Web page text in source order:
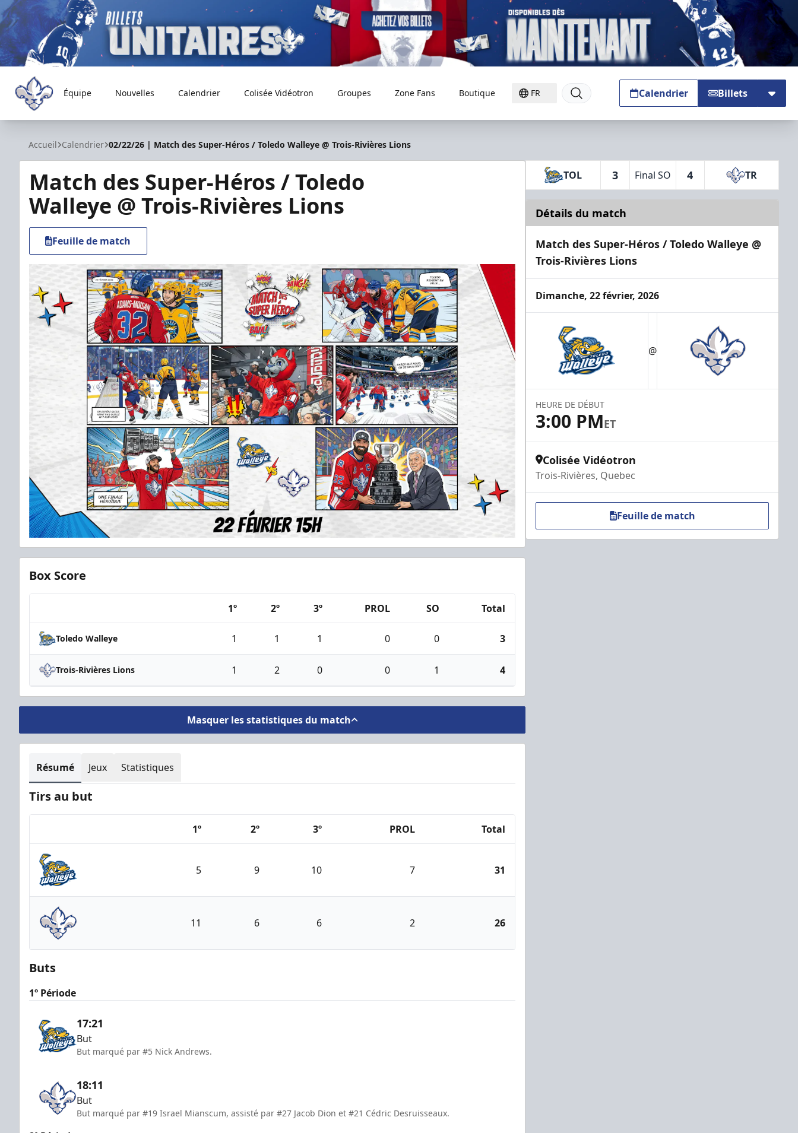
Trois-Rivières Lions
Équipe Nouvelles Calendrier Colisée Vidéotron Groupes Zone Fans Boutique FR Calendrier Billets
Accueil Calendrier 02/22/26 | Match des Super-Héros / Toledo Walleye @ Trois-Rivières Lions
Match des Super-Héros / Toledo
Walleye @ Trois-Rivières Lions
Feuille de match
Box Score
1º 2º 3º PROL SO Total
Toledo Walleye 1 1 1 0 0 3
Trois-Rivières Lions 1 2 0 0 1 4
Masquer les statistiques du match
Résumé Jeux Statistiques
Tirs au but
1º 2º 3º PROL Total
Toledo Walleye
5 9 10 7 31
Trois-Rivières Lions
11 6 6 2 26
Buts
1º Période
17:21
But
But marqué par #5 Nick Andrews.
18:11
But
But marqué par #19 Israel Mianscum, assisté par #27 Jacob Dion et #21 Cédric Desruisseaux.
TOL 3 Final SO 4 TR
Détails du match
Match des Super-Héros / Toledo Walleye @
Trois-Rivières Lions
Dimanche, 22 février, 2026
@
HEURE DE DÉBUT
3:00 PMET
Colisée Vidéotron
Trois-Rivières, Quebec
Feuille de match